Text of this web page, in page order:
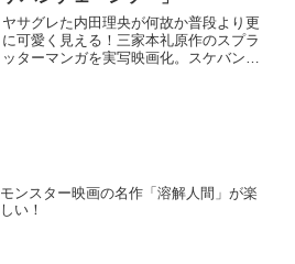
ヤサグレた内田理央が何故か普段より更
に可愛く見える！三家本礼原作のスプラ
ッターマンガを実写映画化。スケバン中
モンスター映画の名作「溶解人間」が楽
しい！